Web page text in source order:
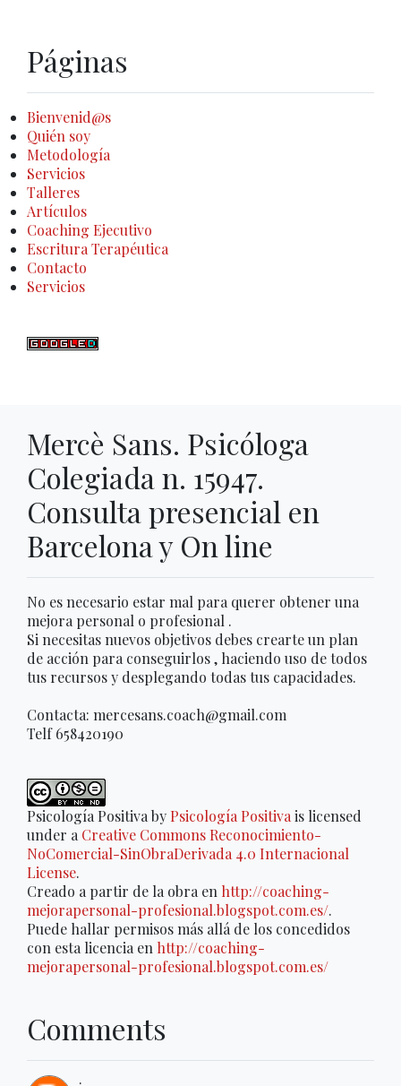
Páginas
Bienvenid@s
Quién soy
Metodología
Servicios
Talleres
Artículos
Coaching Ejecutivo
Escritura Terapéutica
Contacto
Servicios
Mercè Sans. Psicóloga
Colegiada n. 15947.
Consulta presencial en
Barcelona y On line
No es necesario estar mal para querer obtener una
mejora personal o profesional .
Si necesitas nuevos objetivos debes crearte un plan
de acción para conseguirlos , haciendo uso de todos
tus recursos y desplegando todas tus capacidades.
Contacta: mercesans.coach@gmail.com
Telf 658420190
Psicología Positivaby Psicología Positivais licensed
under aCreative Commons Reconocimiento-
NoComercial-SinObraDerivada 4.0 Internacional
License.
Creado a partir de la obra en http://coaching-
mejorapersonal-profesional.blogspot.com.es/.
Puede hallar permisos más allá de los concedidos
con esta licencia en http://coaching-
mejorapersonal-profesional.blogspot.com.es/
Comments